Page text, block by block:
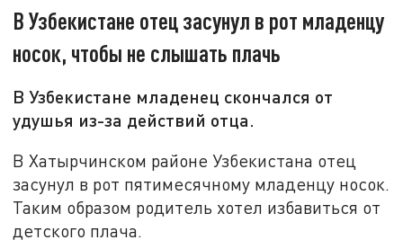
В Узбекистане отец засунул в рот младенцу
носок, чтобы не слышать плачь
В Узбекистане младенец скончался от
удушья из-за действий отца.
В Хатырчинском районе Узбекистана отец
засунул в рот пятимесячному младенцу носок.
Таким образом родитель хотел избавиться от
детского плача.